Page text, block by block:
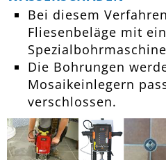
Bei diesem
Fliesenbeläge mit
Die Bohrungen
Mosaikeinlegern
verschlossen.